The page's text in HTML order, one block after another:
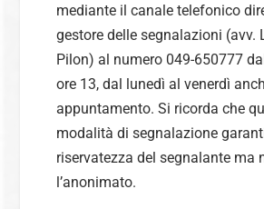
mediante il canale telefonico
gestore delle segnalazioni (avv.
Pilon) al numero 049-650777
ore 13, dal lunedì al venerdì
appuntamento. Si ricorda che
modalità di segnalazione
riservatezza del segnalante ma
l’anonimato.